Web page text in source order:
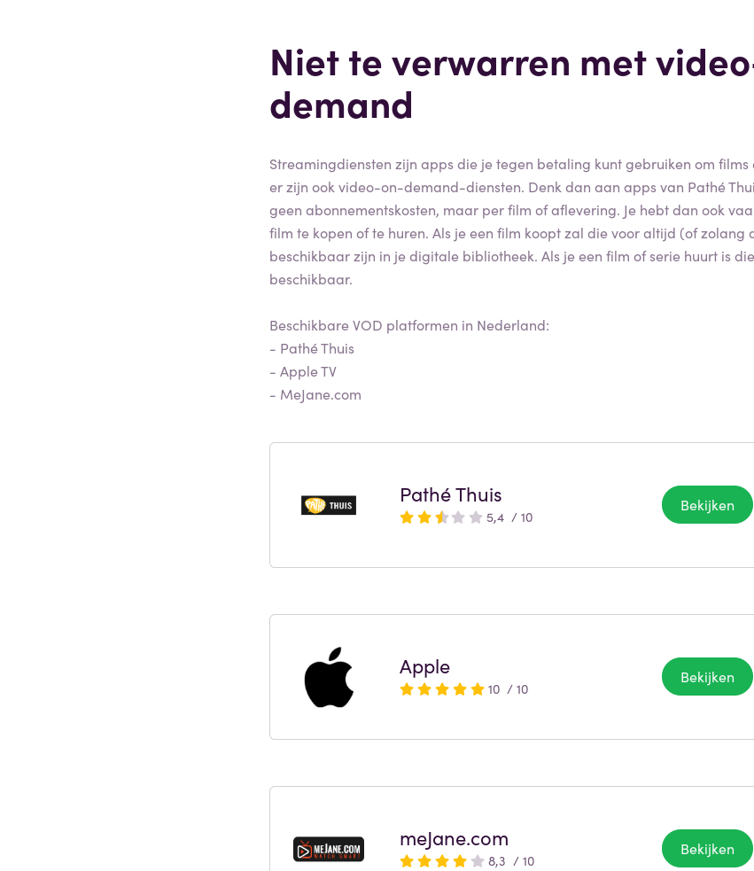
Niet te verwarren met
demand
Streamingdiensten zijn apps die je tegen betaling kunt gebruiken om films
er zijn ook video-on-demand-diensten. Denk dan aan apps van Pathé
geen abonnementskosten, maar per film of aflevering. Je hebt dan ook
film te kopen of te huren. Als je een film koopt zal die voor altijd (of zolang
beschikbaar zijn in je digitale bibliotheek. Als je een film of serie huurt is
beschikbaar.
Beschikbare VOD platformen in Nederland:
- Pathé Thuis
- Apple TV
- MeJane.com
Pathé Thuis
5,4 / 10
Bekijken
Apple
10 / 10
Bekijken
meJane.com
8,3 / 10
Bekijken